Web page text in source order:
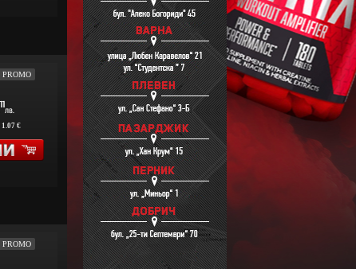
PROMO
11
лв.
1.07 €
PROMO